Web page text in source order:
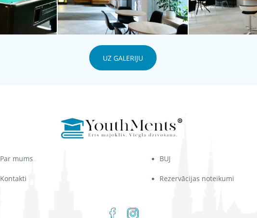
UZ GALERIJU
Par mums
Kontakti
BUJ
Rezervācijas noteikumi